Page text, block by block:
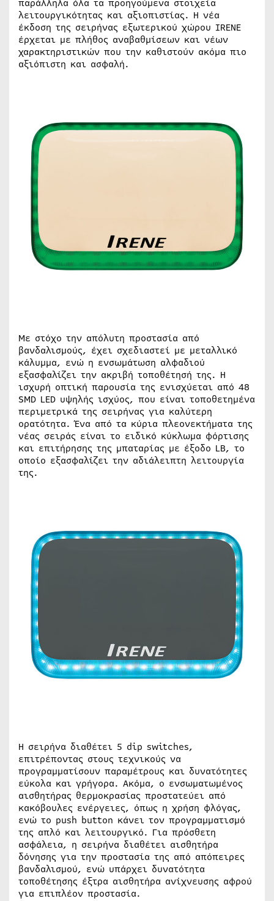
παράλληλα όλα τα προηγούμενα στοιχεία
λειτουργικότητας και αξιοπιστίας. Η νέα
έκδοση της σειρήνας εξωτερικού χώρου IRENE
έρχεται με πλήθος αναβαθμίσεων και νέων
χαρακτηριστικών που την καθιστούν ακόμα πιο
αξιόπιστη και ασφαλή.
Με στόχο την απόλυτη προστασία από
βανδαλισμούς, έχει σχεδιαστεί με μεταλλικό
κάλυμμα, ενώ η ενσωμάτωση αλφαδιού
εξασφαλίζει την ακριβή τοποθέτησή της. Η
ισχυρή οπτική παρουσία της ενισχύεται από 48
SMD LED υψηλής ισχύος, που είναι τοποθετημένα
περιμετρικά της σειρήνας για καλύτερη
ορατότητα. Ένα από τα κύρια πλεονεκτήματα της
νέας σειράς είναι το ειδικό κύκλωμα φόρτισης
και επιτήρησης της μπαταρίας με έξοδο LB, το
οποίο εξασφαλίζει την αδιάλειπτη λειτουργία
της.
Η σειρήνα διαθέτει 5 dip switches,
επιτρέποντας στους τεχνικούς να
προγραμματίσουν παραμέτρους και δυνατότητες
εύκολα και γρήγορα. Ακόμα, ο ενσωματωμένος
αισθητήρας θερμοκρασίας προστατεύει από
κακόβουλες ενέργειες, όπως η χρήση φλόγας,
ενώ το push button κάνει τον προγραμματισμό
της απλό και λειτουργικό. Για πρόσθετη
ασφάλεια, η σειρήνα διαθέτει αισθητήρα
δόνησης για την προστασία της από απόπειρες
βανδαλισμού, ενώ υπάρχει δυνατότητα
τοποθέτησης έξτρα αισθητήρα ανίχνευσης αφρού
για επιπλέον προστασία.